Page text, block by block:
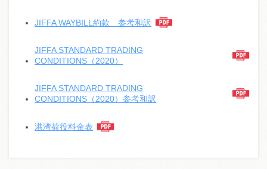
JIFFA WAYBILL約款 参考和訳
JIFFA STANDARD TRADING
CONDITIONS（2020）
JIFFA STANDARD TRADING
CONDITIONS（2020）参考和訳
港湾荷役料金表